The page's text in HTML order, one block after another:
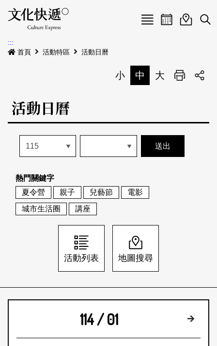
Menu
最新公告
本期專題
歷史專題
活動特區
活動列表
地圖搜尋
關於我們
關於我們
刊物索取地點
會員基本資料
刊登活動
網站導覽 English
日本語 登入/註冊
活動日曆活動地圖
展
:::
首頁
活動特區 活動日曆
小 中 大 列印
活動日曆
熱門關鍵字
夏令營
親子 兒藝節
電影
城市生活圈
講座
活動列表 地圖搜尋
114 / 01 下個月